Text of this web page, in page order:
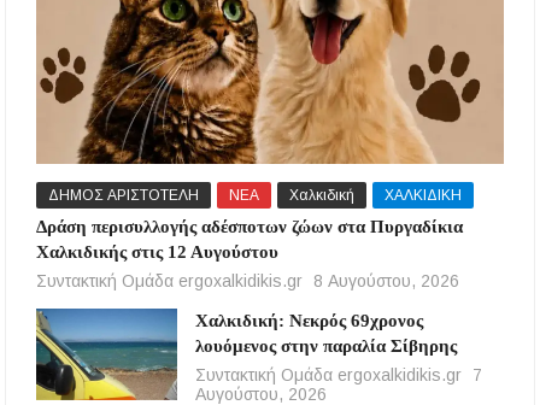
ΔΗΜΟΣ ΑΡΙΣΤΟΤΕΛΗ ΝΕΑ Χαλκιδική ΧΑΛΚΙΔΙΚΗ
Δράση περισυλλογής αδέσποτων ζώων στα Πυργαδίκια
Χαλκιδικής στις 12 Αυγούστου
Συντακτική Ομάδα ergoxalkidikis.gr
8 Αυγούστου, 2026
Χαλκιδική: Νεκρός 69χρονος
λουόμενος στην παραλία Σίβηρης
Συντακτική Ομάδα ergoxalkidikis.gr
7
Αυγούστου, 2026